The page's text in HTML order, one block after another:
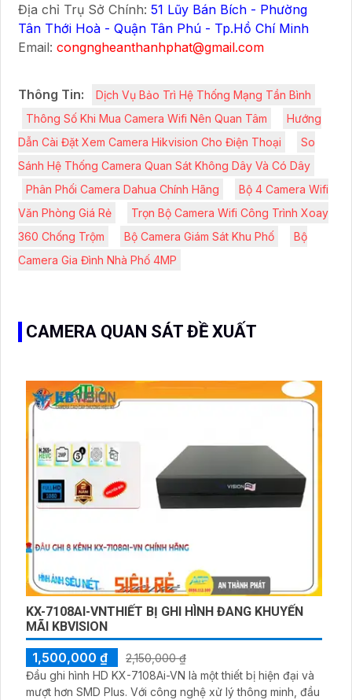
Địa chỉ Trụ Sở Chính: 51 Lũy Bán Bích - Phường
Tân Thới Hoà - Quận Tân Phú - Tp.Hồ Chí Minh
Email: congngheanthanhphat@gmail.com
Thông Tin:
Dịch Vụ Bảo Trì Hệ Thống Mạng Tần Bình
Thông Số Khi Mua Camera Wifi Nên Quan Tâm
Hướng
Dẫn Cài Đặt Xem Camera Hikvision Cho Điện Thoại
So
Sánh Hệ Thống Camera Quan Sát Không Dây Và Có Dây
Phân Phối Camera Dahua Chính Hãng
Bộ 4 Camera Wifi
Văn Phòng Giá Rẻ
Trọn Bộ Camera Wifi Công Trình Xoay
360 Chống Trộm
Bộ Camera Giám Sát Khu Phố
Bộ
Camera Gia Đình Nhà Phố 4MP
CAMERA QUAN SÁT ĐỀ XUẤT
KX-7108AI-VNTHIẾT BỊ GHI HÌNH ĐANG KHUYẾN
MÃI KBVISION
1,500,000 ₫
2,150,000 ₫
Đầu ghi hình HD KX-7108Ai-VN là một thiết bị hiện đại và
mượt hơn SMD Plus. Với công nghệ xử lý thông minh, đầu